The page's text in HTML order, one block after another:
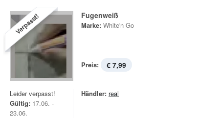
Verpasst! Fugenweiß
Marke: White'n Go
Preis: € 7,99
Leider verpasst!
Gültig: 17.06. -
23.06.
Händler: real